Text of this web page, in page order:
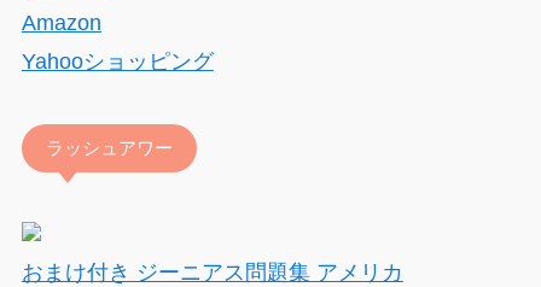
Amazon
Yahooショッピング
ラッシュアワー
おまけ付き ジーニアス問題集 アメリカ